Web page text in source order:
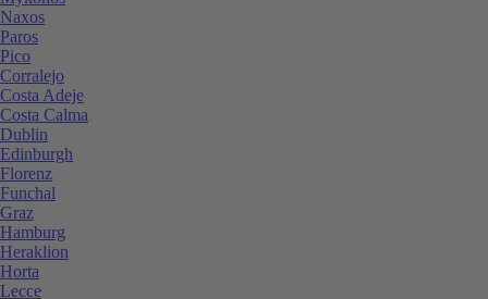
Naxos
Paros
Pico
Corralejo
Costa Adeje
Costa Calma
Dublin
Edinburgh
Florenz
Funchal
Graz
Hamburg
Heraklion
Horta
Lecce